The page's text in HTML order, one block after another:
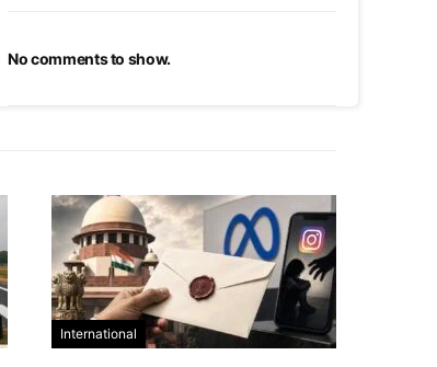
No comments to show.
International